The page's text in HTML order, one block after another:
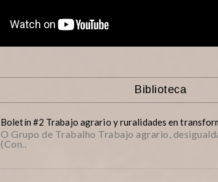
Biblioteca
Boletín #2 Trabajo agrario y ruralidades en
O Grupo de Trabalho Trabajo agrario,
(Con..